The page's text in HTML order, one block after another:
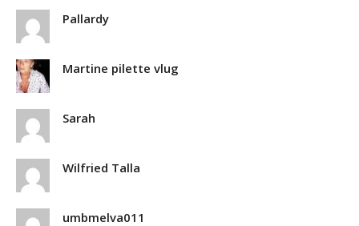
Pallardy
Martine pilette vlug
Sarah
Wilfried Talla
umbmelva011